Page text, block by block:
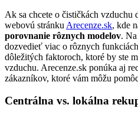
Ak sa chcete o čističkách
webovú stránku Arecenze.sk, kde
porovnanie rôznych modelov.
dozvedieť viac o rôznych
dôležitých faktoroch, ktoré by ste
vzduchu. Arecenze.sk ponúka aj
zákazníkov, ktoré vám môžu
Centrálna vs. lokálna